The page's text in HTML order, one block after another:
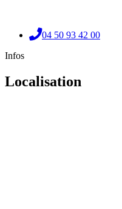
04 50 93 42 00
Infos
Localisation